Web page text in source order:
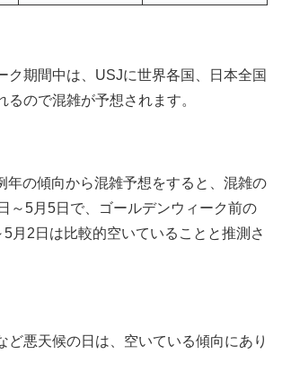
ク期間中は、USJに世界各国、日本全国
るので混雑が予想されます。
年の傾向から混雑予想をすると、混雑の
～5月5日で、ゴールデンウィーク前の
月2日は比較的空いていることと推測さ
ど悪天候の日は、空いている傾向にあり